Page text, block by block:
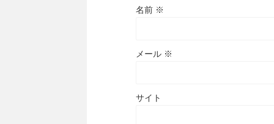
名前 ※
メール ※
サイト